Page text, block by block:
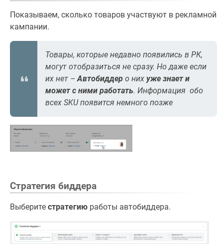
Показываем, сколько товаров участвуют в рекламной
кампании.
Товары, которые недавно появились в РК,
могут отобразиться не сразу. Но даже если
их нет –Автобиддер о них уже знает и
может с ними работать. Информация обо
всех SKU появится немного позже
Стратегия биддера
Выберите стратегию работы автобиддера.